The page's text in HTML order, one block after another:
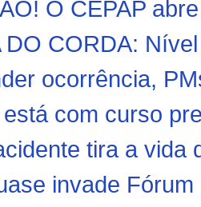
O CEPAP
DO CORDA:
ocorrência,
está com curso
tira a vida
invade